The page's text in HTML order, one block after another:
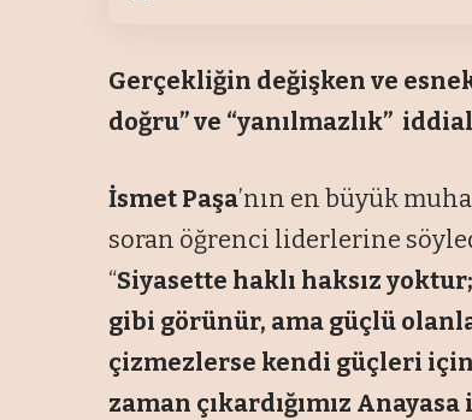
Gerçekliğin değişken ve
doğru” ve “yanılmazlık”
İsmet Paşa’nın en büyük
soran öğrenci liderlerine
“Siyasette haklı haksız
gibi görünür, ama güçlü
çizmezlerse kendi güçleri
zaman çıkardığımız